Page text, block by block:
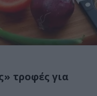
τροφές για